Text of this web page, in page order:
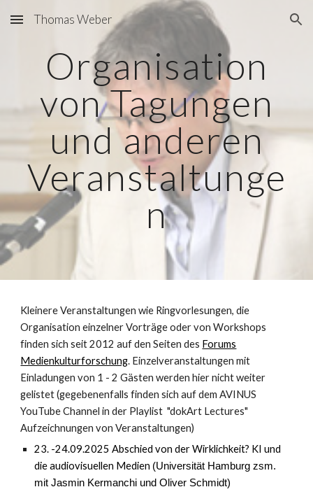
Skip to main content Skip to navigation
Thomas Weber
Organisation
von Tagungen
und anderen
Veranstaltunge
n
Kleinere Veranstaltungen wie Ringvorlesungen, die
Organisation einzelner Vorträge oder von Workshops
finden sich seit 2012 auf den Seiten des Forums
Medienkulturforschung. Einzelveranstaltungen mit
Einladungen von 1 - 2 Gästen werden hier nicht weiter
gelistet (gegebenenfalls finden sich auf dem AVINUS
YouTube Channel in der Playlist "dokArt Lectures"
Aufzeichnungen von Veranstaltungen)
23. -24.09.2025 Abschied von der Wirklichkeit? KI und
die audiovisuellen Medien (Universität Hamburg zsm.
mit Jasmin Kermanchi und Oliver Schmidt)